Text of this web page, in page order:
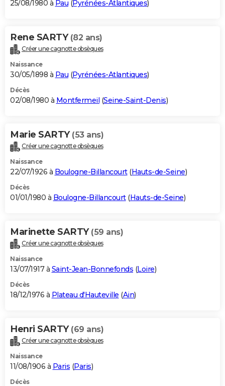
25/08/1980 à Pau (Pyrénées-Atlantiques)
Rene SARTY (82 ans)
Créer une cagnotte obsèques
Naissance
30/05/1898 à Pau (Pyrénées-Atlantiques)
Décès
02/08/1980 à Montfermeil (Seine-Saint-Denis)
Marie SARTY (53 ans)
Créer une cagnotte obsèques
Naissance
22/07/1926 à Boulogne-Billancourt(Hauts-de-Seine)
Décès
01/01/1980 à Boulogne-Billancourt(Hauts-de-Seine)
Marinette SARTY (59 ans)
Créer une cagnotte obsèques
Naissance
13/07/1917 à Saint-Jean-Bonnefonds (Loire)
Décès
18/12/1976 à Plateau d'Hauteville (Ain)
Henri SARTY (69 ans)
Créer une cagnotte obsèques
Naissance
11/08/1906 à Paris (Paris)
Décès